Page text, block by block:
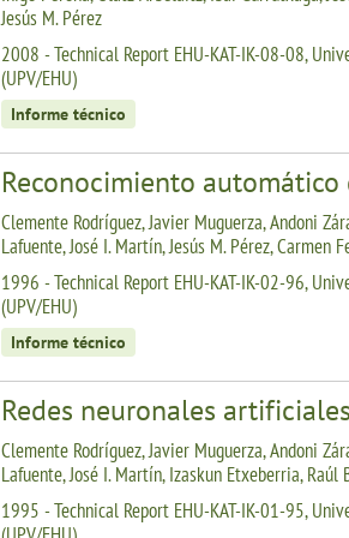
Jesús M. Pérez
2008 - Technical Report EHU-KAT-IK-08-08,
(UPV/EHU)
Informe técnico
Reconocimiento
Clemente Rodríguez, Javier Muguerza, Andoni
Lafuente, José I. Martín, Jesús M. Pérez, Carmen
1996 - Technical Report EHU-KAT-IK-02-96,
(UPV/EHU)
Informe técnico
Redes neuronales
Clemente Rodríguez, Javier Muguerza, Andoni
Lafuente, José I. Martín, Izaskun Etxeberria, Raúl
1995 - Technical Report EHU-KAT-IK-01-95,